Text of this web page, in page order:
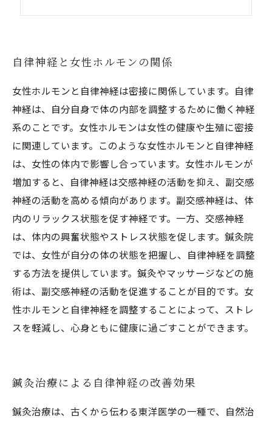
自律神経と女性ホルモンの関係
女性ホルモンと自律神経は密接に関係しています。自律
神経は、自分自身で体の内部を調整するために働く神経
系のことです。女性ホルモンは女性の健康や生殖に密接
に関連しています。このような女性ホルモンと自律神経
は、女性の体内で影響し合っています。女性ホルモンが
増加すると、自律神経は交感神経の活動を抑え、副交感
神経の活動を高める傾向があります。副交感神経は、体
内のリラックス状態を促す神経です。一方、交感神経
は、体内の興奮状態やストレス状態を促します。鍼灸院
では、女性が自分の体の状態を把握し、自律神経を調整
する方法を提供しています。鍼灸やマッサージなどの施
術は、副交感神経の活動を促進することが目的です。女
性ホルモンと自律神経を調整することによって、ストレ
スを軽減し、心身ともに健康に過ごすことができます。
鍼灸治療による自律神経の改善効果
鍼灸治療は、古くから伝わる東洋医学の一種で、自然治